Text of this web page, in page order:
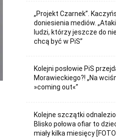
„Projekt Czarnek”.
doniesienia mediów.
ludzi, którzy jeszcze do
chcą być w PiS”
Kolejni posłowie PiS
Morawieckiego?! „Na
»coming out«”
Kolejne szczątki
Blisko połowa ofiar to
miały kilka miesięcy